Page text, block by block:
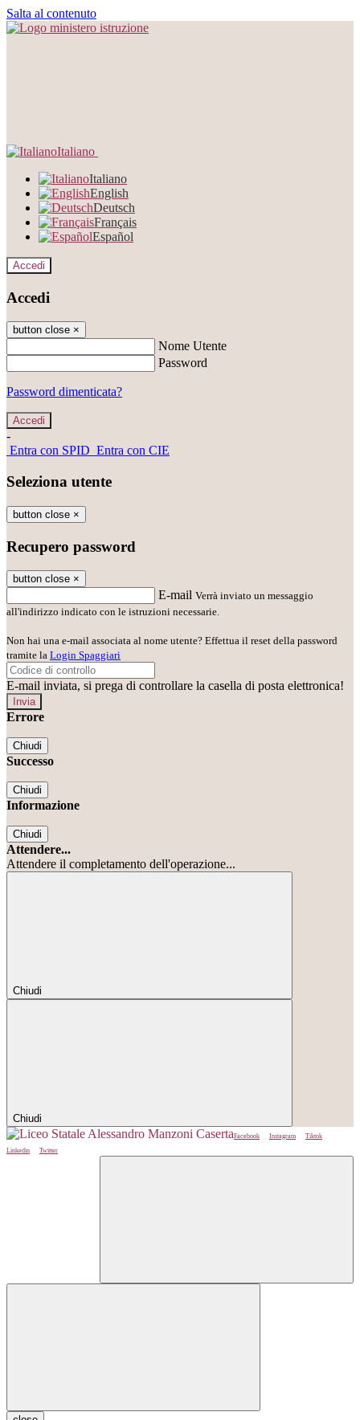
Salta al contenuto
Italiano
Italiano
English
Deutsch
Français
Español
Accedi
Accedi
button close ×
Nome Utente
Password
Password dimenticata?
-
Entra con SPID Entra con CIE
Seleziona utente
button close ×
Recupero password
button close ×
E-mail Verrà inviato un messaggio
all'indirizzo indicato con le istruzioni necessarie.
Non hai una e-mail associata al nome utente? Effettua il reset della password
tramite la Login Spaggiari
E-mail inviata, si prega di controllare la casella di posta elettronica!
Errore
Chiudi
Successo
Chiudi
Informazione
Chiudi
Attendere...
Attendere il completamento dell'operazione...
Chiudi
Chiudi
Facebook Instagram
Tiktok
Linkedin
Twitter